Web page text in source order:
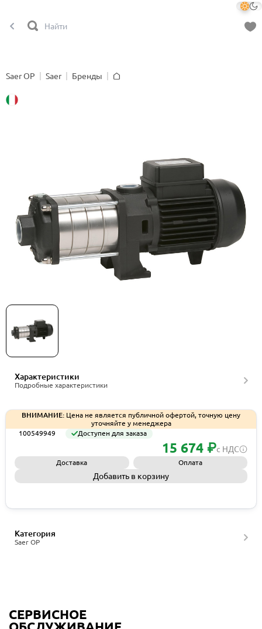
Saer OP Saer
Бренды
Горизонтальный многоступенчатый насосный
Характеристики
Подробные характеристики
ВНИМАНИЕ: Цена не является публичной офертой, точную цену
уточняйте у менеджера
100549949
Доступен для заказа
15 674 ₽с НДС
Доставка Оплата
Добавить в корзину
Saer OP
Категория
СЕРВИСНОЕ